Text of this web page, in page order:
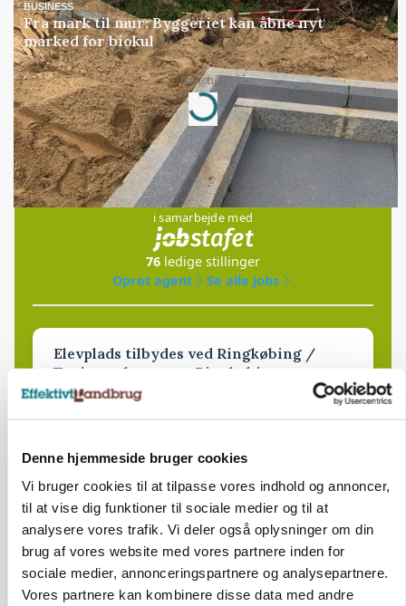
Denne hjemmeside bruger cookies
Vi bruger cookies til at tilpasse vores indhold og annoncer,
til at vise dig funktioner til sociale medier og til at
analysere vores trafik. Vi deler også oplysninger om din
brug af vores website med vores partnere inden for
sociale medier, annonceringspartnere og analysepartnere.
Vores partnere kan kombinere disse data med andre
BUSINESS
Fra mark til mur: Byggeriet kan åbne nyt
marked for biokul
Annonce
Loading...
Jobs
i samarbejde med
76 ledige stillinger
Opret agent
Se alle jobs
Elevplads tilbydes ved Ringkøbing /
Trainee placement Ringkøbing
Grise
Rørlægger / håndmand søges til
dræn/entreprenørarbejde.
Anlæg Kloak